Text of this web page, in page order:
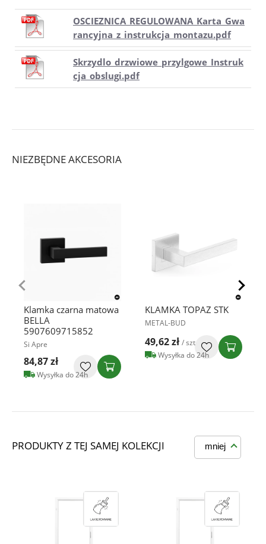
OSCIEZNICA_REGULOWANA_Karta_Gwa
rancyjna_z_instrukcja_montazu.pdf
Skrzydlo_drzwiowe_przylgowe_Instruk
cja_obslugi.pdf
NIEZBĘDNE AKCESORIA
Klamka czarna matowa
BELLA
5907609715852
Si Apre
84,87 zł
Wysyłka do 24h
KLAMKA TOPAZ STK
METAL-BUD
49,62 zł / szt
Wysyłka do 24h
PRODUKTY Z TEJ SAMEJ KOLEKCJI mniej